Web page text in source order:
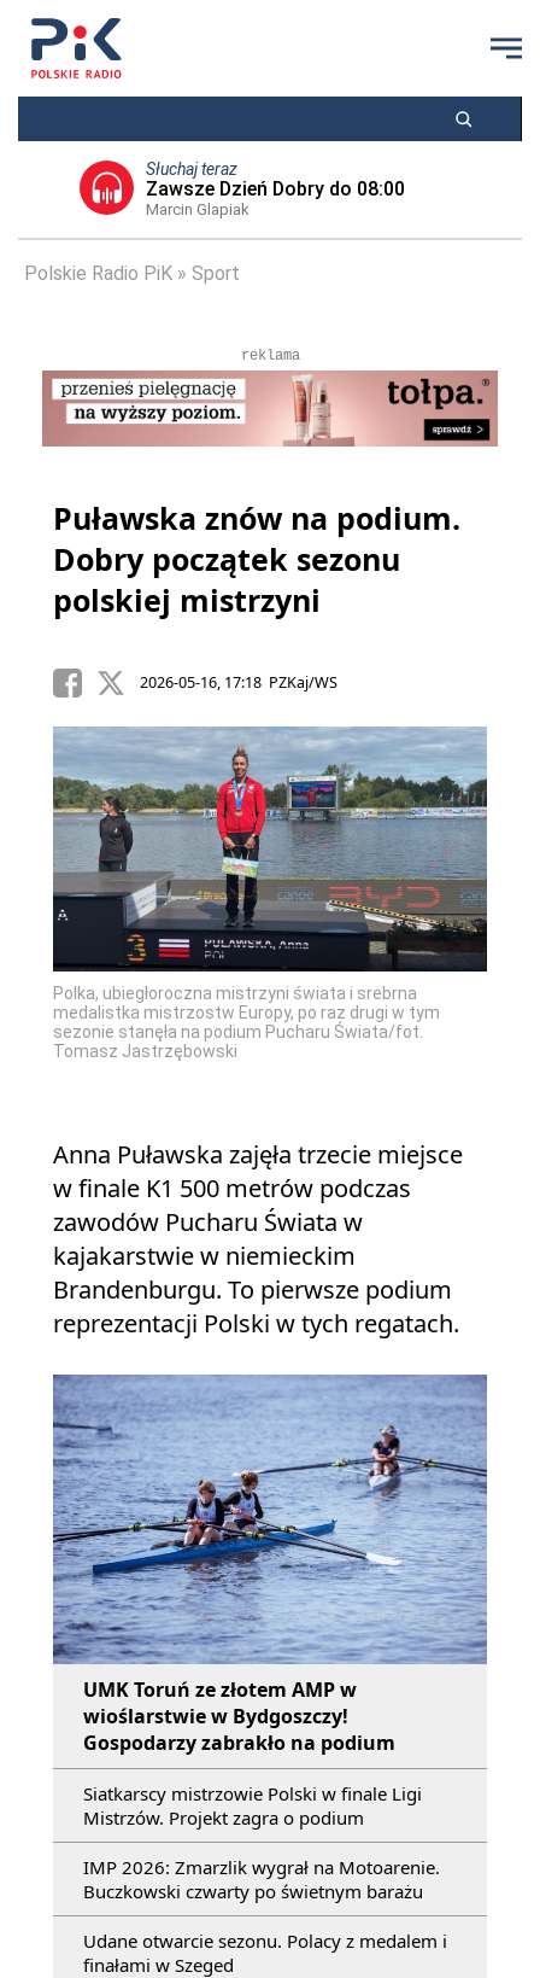
Słuchaj teraz
Zawsze Dzień Dobry do 08:00
Marcin Glapiak
Polskie Radio PiK Sport
reklama
Puławska znów na podium.
Dobry początek sezonu
polskiej mistrzyni
2026-05-16, 17:18 PZKaj/WS
Polka, ubiegłoroczna mistrzyni świata i srebrna
medalistka mistrzostw Europy, po raz drugi w tym
sezonie stanęła na podium Pucharu Świata/fot.
Tomasz Jastrzębowski
Anna Puławska zajęła trzecie miejsce
w finale K1 500 metrów podczas
zawodów Pucharu Świata w
kajakarstwie w niemieckim
Brandenburgu. To pierwsze podium
reprezentacji Polski w tych regatach.
UMK Toruń ze złotem AMP w
wioślarstwie w Bydgoszczy!
Gospodarzy zabrakło na podium
Siatkarscy mistrzowie Polski w finale Ligi
Mistrzów. Projekt zagra o podium
IMP 2026: Zmarzlik wygrał na Motoarenie.
Buczkowski czwarty po świetnym barażu
Udane otwarcie sezonu. Polacy z medalem i
finałami w Szeged